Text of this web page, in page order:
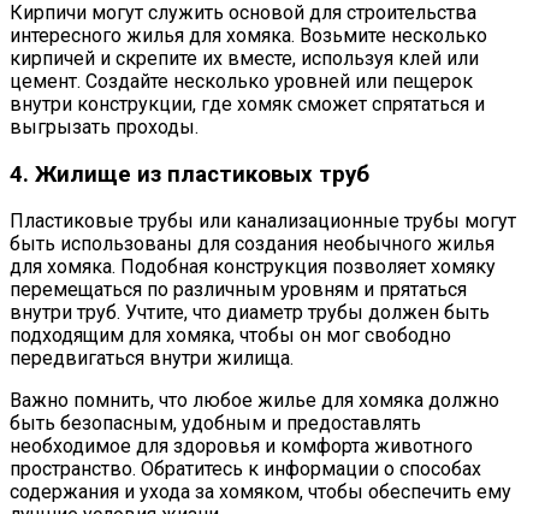
Кирпичи могут служить основой для строительства
интересного жилья для хомяка. Возьмите несколько
кирпичей и скрепите их вместе, используя клей или
цемент. Создайте несколько уровней или пещерок
внутри конструкции, где хомяк сможет спрятаться и
выгрызать проходы.
4. Жилище из пластиковых труб
Пластиковые трубы или канализационные трубы могут
быть использованы для создания необычного жилья
для хомяка. Подобная конструкция позволяет хомяку
перемещаться по различным уровням и прятаться
внутри труб. Учтите, что диаметр трубы должен быть
подходящим для хомяка, чтобы он мог свободно
передвигаться внутри жилища.
Важно помнить, что любое жилье для хомяка должно
быть безопасным, удобным и предоставлять
необходимое для здоровья и комфорта животного
пространство. Обратитесь к информации о способах
содержания и ухода за хомяком, чтобы обеспечить ему